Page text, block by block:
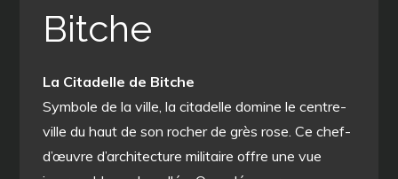
Bitche
La Citadelle de Bitche
Symbole de la ville, la citadelle domine le centre-
ville du haut de son rocher de grès rose. Ce chef-
d’œuvre d’architecture militaire offre une vue